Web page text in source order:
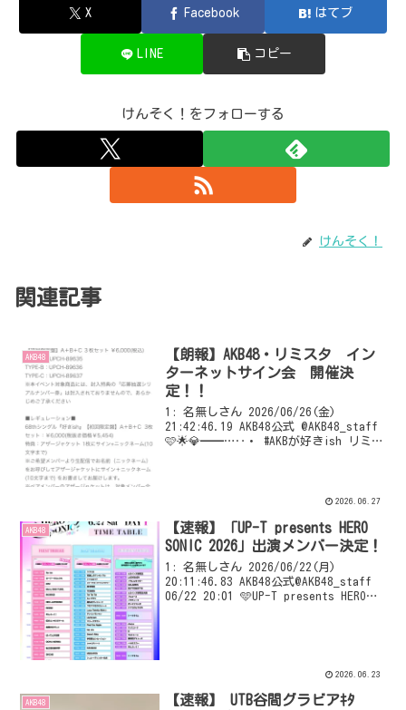
X Facebook はてブ
LINE コピー
けんそく！をフォローする
けんそく！
関連記事
AKB48
【朗報】AKB48・リミスタ イン
ターネットサイン会 開催決
定！！
1: 名無しさん 2026/06/26(金)
21:42:46.19 AKB48公式 @AKB48_staff
🩷🌟💎━━…‥・ #AKBが好きish リミス
2026.06.27
AKB48
【速報】「UP-T presents HERO
SONIC 2026」出演メンバー決定！
1: 名無しさん 2026/06/22(月)
20:11:46.83 AKB48公式@AKB48_staff
06/22 20:01 🩵UP-T presents HERO
2026.06.23
AKB48
【速報】 UTB谷間グラビアｷﾀ